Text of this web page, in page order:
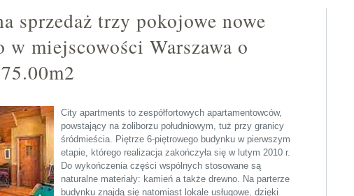
sprzedaż trzy pokojowe nowe
w miejscowości Warszawa o
City apartments to zespółfortowych apartamentowców,
powstający na żoliborzu południowym, tuż przy granicy
śródmieścia. Piętrze 6-piętrowego budynku w pierwszym
etapie, którego realizacja zakończyła się w lutym 2010 r.
Do wykończenia części wspólnych stosowane są
naturalne materiały: kamień a także drewno. Na parterze
budynku znajdą się natomiast lokale usługowe, dzięki